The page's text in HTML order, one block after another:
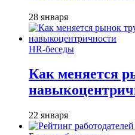
28 января
HR-беседы
Как меняется
22 января